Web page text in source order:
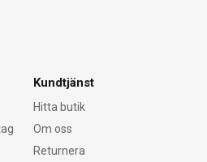
Kundtjänst
Hitta butik
Om oss
Returnera